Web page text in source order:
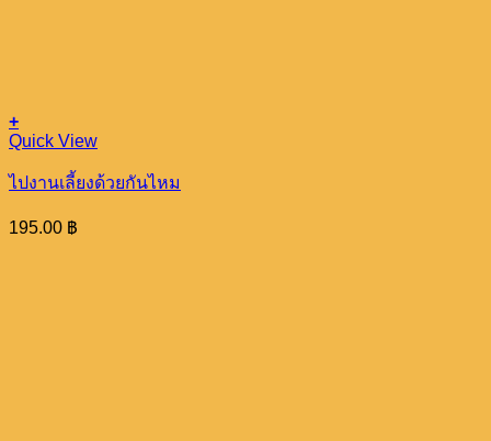
+
Quick View
ไปงานเลี้ยงด้วยกันไหม
195.00 ฿